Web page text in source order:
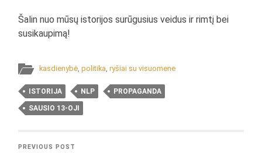
Šalin nuo mūsų istorijos surūgusius veidus ir rimtį bei
susikaupimą!
kasdienybė ,politika ,ryšiai su visuomene
ISTORIJA NLP PROPAGANDA
SAUSIO 13-OJI
PREVIOUS POST